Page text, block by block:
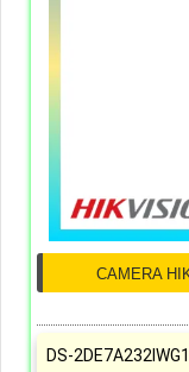
CAMERA
DS-